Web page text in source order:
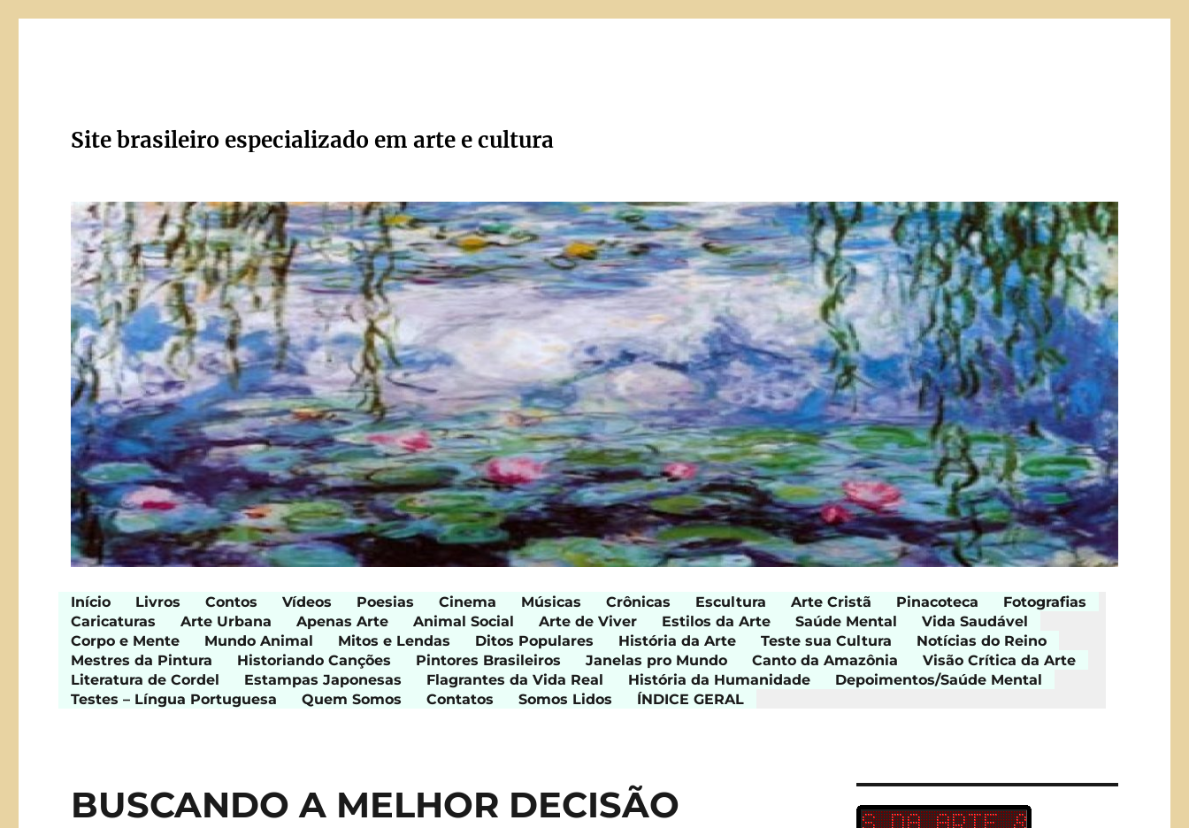
Site brasileiro especializado em arte e cultura
Início Livros Contos Vídeos Poesias Cinema Músicas Crônicas Escultura Arte Cristã Pinacoteca
Fotografias
Caricaturas
Arte Urbana Apenas Arte Animal Social Arte de Viver Estilos da Arte Saúde Mental
Vida Saudável
Corpo e Mente
Mundo Animal Mitos e Lendas Ditos Populares História da Arte Teste sua Cultura
Notícias do Reino
Mestres da Pintura
Historiando Canções Pintores Brasileiros Janelas pro Mundo Canto da Amazônia
Visão Crítica da Arte
Literatura de Cordel
Estampas Japonesas Flagrantes da Vida Real História da Humanidade
Depoimentos/Saúde Mental
Testes – Língua Portuguesa
Quem Somos Contatos Somos Lidos ÍNDICE GERAL
BUSCANDO A MELHOR DECISÃO